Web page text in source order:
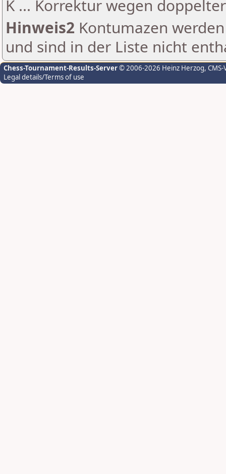
K ... Korrektur wegen
Hinweis2 Kontumazen
und sind in der Liste nicht
Chess-Tournament-Results-Server© 2006-2026 Heinz Herzog,
Legal details/Terms of use